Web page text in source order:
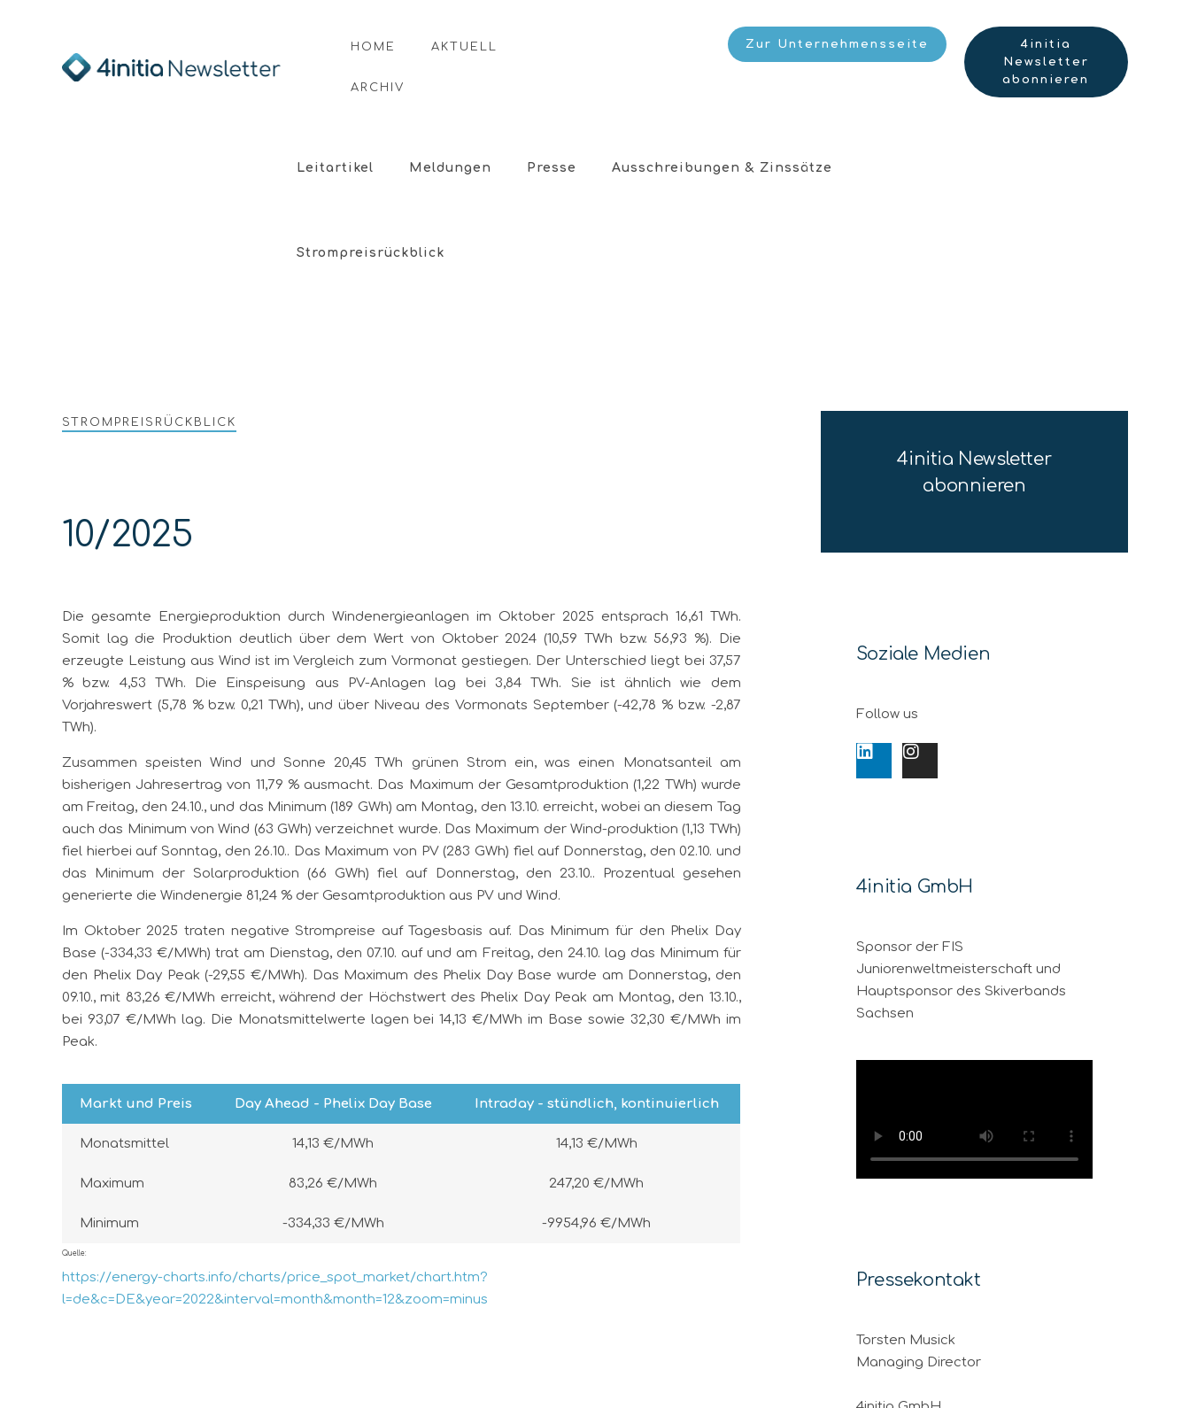
HOME AKTUELL
ARCHIV
Zur Unternehmensseite
4initia
Newsletter
abonnieren
Leitartikel Meldungen Presse Ausschreibungen & Zinssätze
Strompreisrückblick
STROMPREISRÜCKBLICK
10/2025
Die gesamte Energieproduktion durch Windenergieanlagen im Oktober 2025 entsprach 16,61 TWh.
Somit lag die Produktion deutlich über dem Wert von Oktober 2024 (10,59 TWh bzw. 56,93 %). Die
erzeugte Leistung aus Wind ist im Vergleich zum Vormonat gestiegen. Der Unterschied liegt bei 37,57
% bzw. 4,53 TWh. Die Einspeisung aus PV-Anlagen lag bei 3,84 TWh. Sie ist ähnlich wie dem
Vorjahreswert (5,78 % bzw. 0,21 TWh), und über Niveau des Vormonats September (-42,78 % bzw. -2,87
TWh).
Zusammen speisten Wind und Sonne 20,45 TWh grünen Strom ein, was einen Monatsanteil am
bisherigen Jahresertrag von 11,79 % ausmacht. Das Maximum der Gesamtproduktion (1,22 TWh) wurde
am Freitag, den 24.10., und das Minimum (189 GWh) am Montag, den 13.10. erreicht, wobei an diesem Tag
auch das Minimum von Wind (63 GWh) verzeichnet wurde. Das Maximum der Wind-produktion (1,13 TWh)
fiel hierbei auf Sonntag, den 26.10.. Das Maximum von PV (283 GWh) fiel auf Donnerstag, den 02.10. und
das Minimum der Solarproduktion (66 GWh) fiel auf Donnerstag, den 23.10.. Prozentual gesehen
generierte die Windenergie 81,24 % der Gesamtproduktion aus PV und Wind.
Im Oktober 2025 traten negative Strompreise auf Tagesbasis auf. Das Minimum für den Phelix Day
Base (-334,33 €/MWh) trat am Dienstag, den 07.10. auf und am Freitag, den 24.10. lag das Minimum für
den Phelix Day Peak (-29,55 €/MWh). Das Maximum des Phelix Day Base wurde am Donnerstag, den
09.10., mit 83,26 €/MWh erreicht, während der Höchstwert des Phelix Day Peak am Montag, den 13.10.,
bei 93,07 €/MWh lag. Die Monatsmittelwerte lagen bei 14,13 €/MWh im Base sowie 32,30 €/MWh im
Peak.
Markt und Preis Day Ahead - Phelix Day Base Intraday - stündlich, kontinuierlich
Monatsmittel 14,13 €/MWh 14,13 €/MWh
Maximum 83,26 €/MWh 247,20 €/MWh
Minimum -334,33 €/MWh -9954,96 €/MWh
Quelle:
https://energy-charts.info/charts/price_spot_market/chart.htm?
l=de&c=DE&year=2022&interval=month&month=12&zoom=minus
4initia Newsletter
abonnieren
Soziale Medien
Follow us
4initia GmbH
Sponsor der FIS
Juniorenweltmeisterschaft und
Hauptsponsor des Skiverbands
Sachsen
Pressekontakt
Torsten Musick
Managing Director